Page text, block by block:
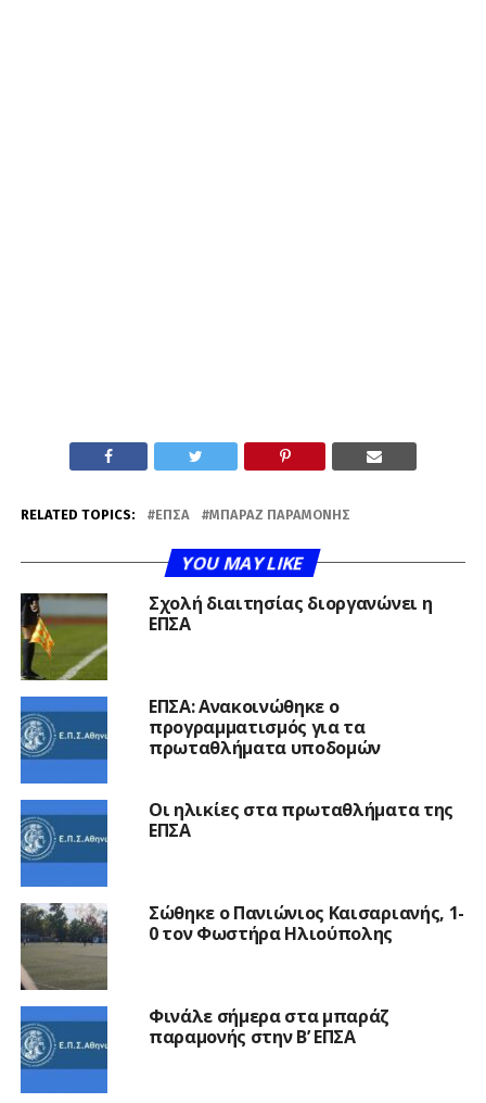
RELATED TOPICS: ΕΠΣΑ ΜΠΑΡΑΖ ΠΑΡΑΜΟΝΉΣ
YOU MAY LIKE
Σχολή διαιτησίας διοργανώνει η
ΕΠΣΑ
ΕΠΣΑ: Ανακοινώθηκε ο
προγραμματισμός για τα
πρωταθλήματα υποδομών
Οι ηλικίες στα πρωταθλήματα της
ΕΠΣΑ
Σώθηκε ο Πανιώνιος Καισαριανής, 1-
0 τον Φωστήρα Ηλιούπολης
Φινάλε σήμερα στα μπαράζ
παραμονής στην Β’ ΕΠΣΑ